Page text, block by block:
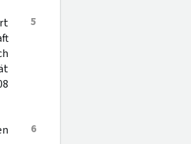
5
6